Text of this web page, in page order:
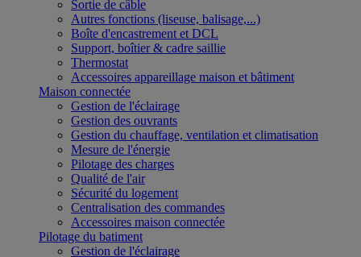
Sortie de câble
Autres fonctions (liseuse, balisage,...)
Boîte d'encastrement et DCL
Support, boîtier & cadre saillie
Thermostat
Accessoires appareillage maison et bâtiment
Maison connectée
Gestion de l'éclairage
Gestion des ouvrants
Gestion du chauffage, ventilation et climatisation
Mesure de l'énergie
Pilotage des charges
Qualité de l'air
Sécurité du logement
Centralisation des commandes
Accessoires maison connectée
Pilotage du batiment
Gestion de l'éclairage